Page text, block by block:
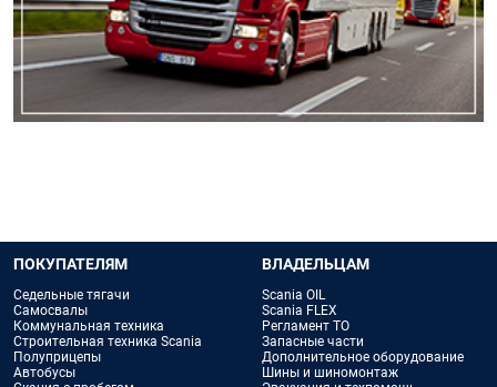
ПОКУПАТЕЛЯМ
Седельные тягачи
Самосвалы
Коммунальная техника
Строительная техника Scania
Полуприцепы
Автобусы
ВЛАДЕЛЬЦАМ
Scania OIL
Scania FLEX
Регламент ТО
Запасные части
Дополнительное оборудование
Шины и шиномонтаж